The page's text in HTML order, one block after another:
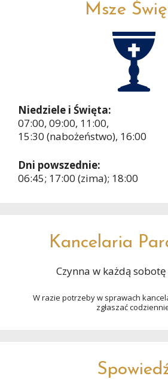
Msze
Niedziele i Święta:
07:00, 09:00, 11:00,
15:30 (nabożeństwo), 16:00
Dni powszednie:
06:45; 17:00 (zima); 18:00
Kancelaria
Czynna w każdą
W razie potrzeby w sprawach
zgłaszać